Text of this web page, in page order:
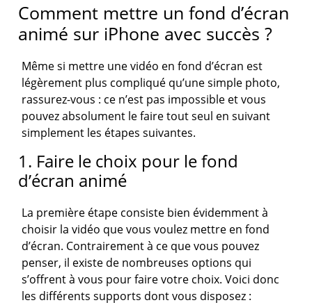
Comment mettre un fond d’écran
animé sur iPhone avec succès ?
Même si mettre une vidéo en fond d’écran est
légèrement plus compliqué qu’une simple photo,
rassurez-vous : ce n’est pas impossible et vous
pouvez absolument le faire tout seul en suivant
simplement les étapes suivantes.
1. Faire le choix pour le fond
d’écran animé
La première étape consiste bien évidemment à
choisir la vidéo que vous voulez mettre en fond
d’écran. Contrairement à ce que vous pouvez
penser, il existe de nombreuses options qui
s’offrent à vous pour faire votre choix. Voici donc
les différents supports dont vous disposez :